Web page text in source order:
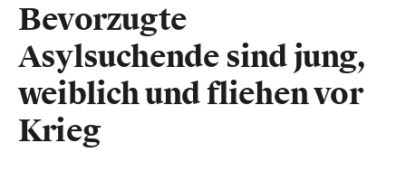
Bevorzugte
Asylsuchende sind jung,
weiblich und fliehen vor
Krieg